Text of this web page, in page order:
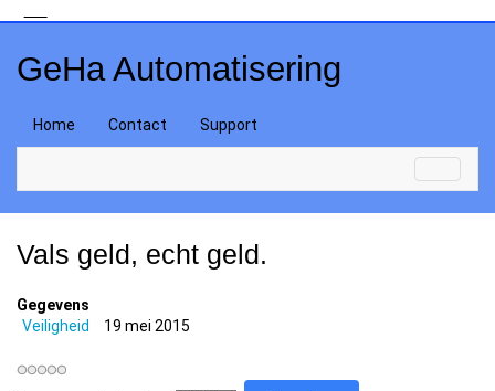
GeHa Automatisering
Home Contact Support
Vals geld, echt geld.
Gegevens
Veiligheid
19 mei 2015